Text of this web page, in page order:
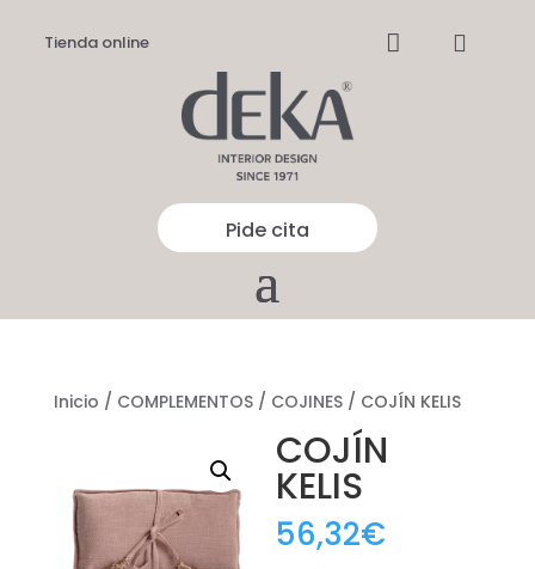
Tienda online  
Pide cita
Inicio / COMPLEMENTOS/ COJINES/ COJÍN KELIS
COJÍN
KELIS
56,32€